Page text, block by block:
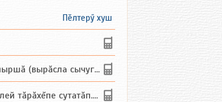
Пӗлтерӳ хуш
(вырăсла сычуг) ...
сутатăп. Ха...